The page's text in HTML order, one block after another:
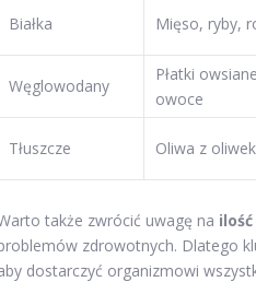
Białka Mięso, ryby,
Węglowodany
Płatki
owoce
Tłuszcze Oliwa z
także zwrócić uwagę na
zdrowotnych. Dlatego
dostarczyć organizmowi